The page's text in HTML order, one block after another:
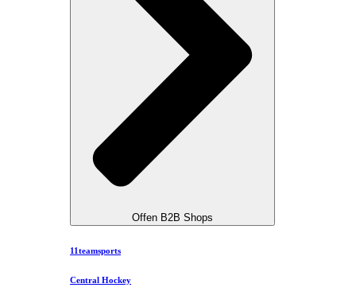
Offen B2B Shops
11teamsports
Central Hockey